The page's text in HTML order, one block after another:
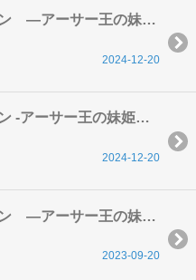
金色のマビノギオン ―アーサー王の妹姫― 8巻
2024-12-20
金色のマビノギオン -アーサー王の妹姫ー 8
2024-12-20
金色のマビノギオン ―アーサー王の妹姫― 7巻
2023-09-20